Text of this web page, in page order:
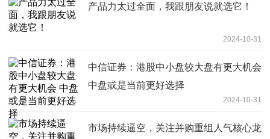
产品力太过全面，我跟朋友说就选它！
2024-10-31
中信证券：港股中小盘较大盘有更大机会
中盘或是当前更好选择
2024-10-31
市场持续逼空，关注并购重组人气核心龙